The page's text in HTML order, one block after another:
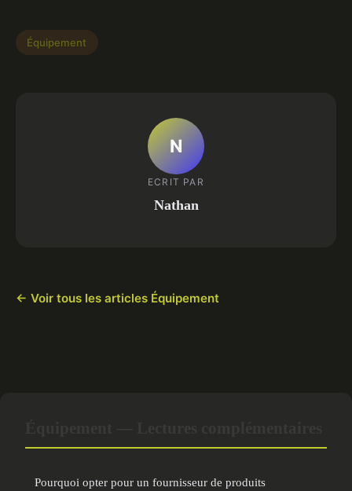
Équipement
N
ECRIT PAR
Nathan
← Voir tous les articles Équipement
Pourquoi opter pour un fournisseur de produits